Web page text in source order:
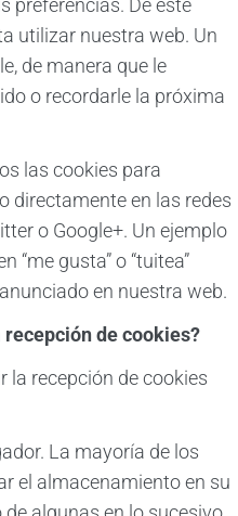
preferencias. De este
utilizar nuestra web. Un
de manera que le
o recordarle la próxima
las cookies para
directamente en las redes
o Google+. Un ejemplo
“me gusta” o “tuitea”
en nuestra web.
de cookies?
la recepción de cookies
La mayoría de los
el almacenamiento en su